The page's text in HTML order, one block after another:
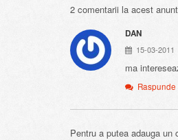
2 comentarii la acest anunt
DAN
15-03-2011
ma
Pentru a putea adauga